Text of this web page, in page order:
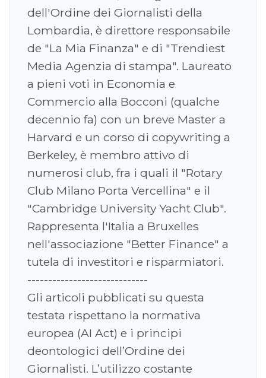
dell'Ordine dei Giornalisti della
Lombardia, è direttore responsabile
de "La Mia Finanza" e di "Trendiest
Media Agenzia di stampa". Laureato
a pieni voti in Economia e
Commercio alla Bocconi (qualche
decennio fa) con un breve Master a
Harvard e un corso di copywriting a
Berkeley, è membro attivo di
numerosi club, fra i quali il "Rotary
Club Milano Porta Vercellina" e il
"Cambridge University Yacht Club".
Rappresenta l'Italia a Bruxelles
nell'associazione "Better Finance" a
tutela di investitori e risparmiatori.
-----------------------------
Gli articoli pubblicati su questa
testata rispettano la normativa
europea (AI Act) e i principi
deontologici dell’Ordine dei
Giornalisti. L’utilizzo costante